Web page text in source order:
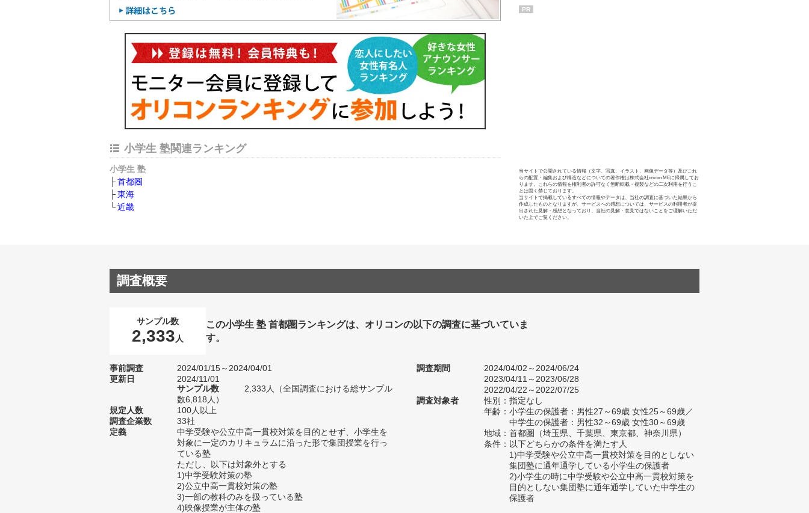
小学生 塾関連ランキング
小学生 塾
首都圏
東海
近畿
PR
当サイトで公開されている情報（文字、写真、イラスト、画像データ等）及びこれ
らの配置・編集および構造などについての著作権は株式会社oricon MEに帰属してお
ります。これらの情報を権利者の許可なく無断転載・複製などの二次利用を行うこ
とは固く禁じております。
当サイトで掲載しているすべての情報やデータは、当社の調査に基づいた結果から
作成したものとなりますが、サービスへの感想については、サービスの利用者が提
出された見解・感想となっており、当社の見解・意見ではないことをご理解いただ
いた上でご覧ください。
調査概要
サンプル数
2,333 人
この小学生 塾 首都圏ランキングは、オリコンの以下の調査に基づいていま
す。
事前調査
2024/01/15～2024/04/01
更新日
2024/11/01
サンプル数
2,333人（全国調査における総サンプル
数6,818人）
規定人数
100人以上
調査企業数
33社
定義
中学受験や公立中高一貫校対策を目的とせず、小学生を
対象に一定のカリキュラムに沿った形で集団授業を行っ
ている塾
ただし、以下は対象外とする
1)中学受験対策の塾
2)公立中高一貫校対策の塾
3)一部の教科のみを扱っている塾
4)映像授業が主体の塾
調査期間
2024/04/02～2024/06/24
2023/04/11～2023/06/28
2022/04/22～2022/07/25
調査対象者
性別：指定なし
年齢：小学生の保護者：男性27～69歳 女性25～69歳／
中学生の保護者：男性32～69歳 女性30～69歳
地域：首都圏（埼玉県、千葉県、東京都、神奈川県）
条件：以下どちらかの条件を満たす人
1)中学受験や公立中高一貫校対策を目的としない
集団塾に通年通学している小学生の保護者
2)小学生の時に中学受験や公立中高一貫校対策を
目的としない集団塾に通年通学していた中学生の
保護者